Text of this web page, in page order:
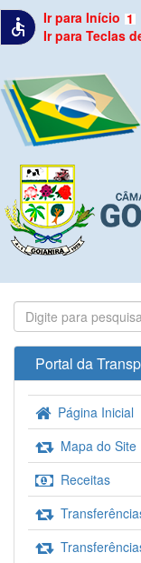
accessible Ir para Início 1
Ir para Teclas
Portal da
Página Inicial
Mapa do Site
Receitas